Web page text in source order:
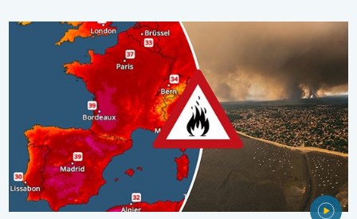
Veliki požari u jugozapadnoj Europi. Tisuće ljudi u bijegu. . .